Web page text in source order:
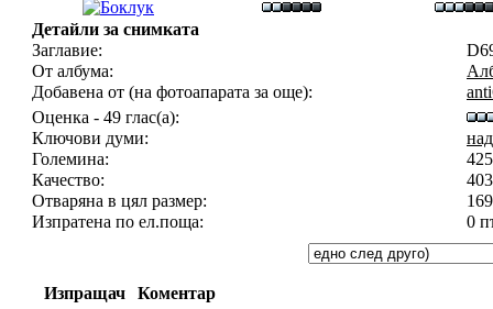
Детайли за снимката
Заглавие:
От албума:
Добавена от (на фотоапарата за още):
Оценка - 49 глас(а):
Ключови думи:
Големина:
Качество:
Отваряна в цял размер:
Изпратена по ел.поща:
0
Изпращач Коментар